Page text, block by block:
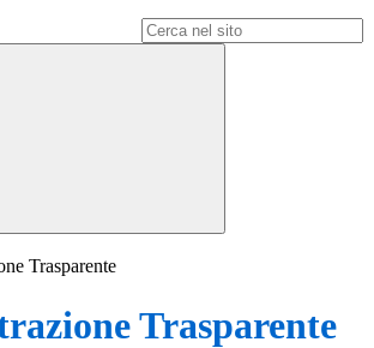
Trasparente
Trasparente